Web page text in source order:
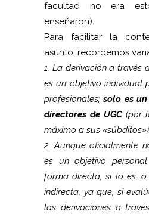
facultad no era
enseñaron).
Para facilitar la
asunto, recordemos
1. La derivación a través
es un objetivo individual
profesionales;solo es
directores de UGC (por
máximo a sus «súbditos»).
2. Aunque oficialmente
es un objetivo
forma directa, si lo es,
indirecta, ya que, si
las derivaciones a